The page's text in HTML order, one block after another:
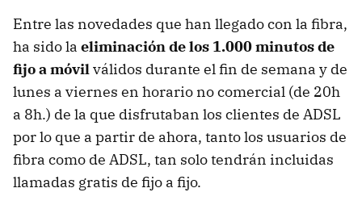
Entre las novedades que han llegado con la fibra,
ha sido la eliminación de los 1.000 minutos de
fijo a móvilválidos durante el fin de semana y de
lunes a viernes en horario no comercial (de 20h
a 8h.) de la que disfrutaban los clientes de ADSL
por lo que a partir de ahora, tanto los usuarios de
fibra como de ADSL, tan solo tendrán incluidas
llamadas gratis de fijo a fijo.